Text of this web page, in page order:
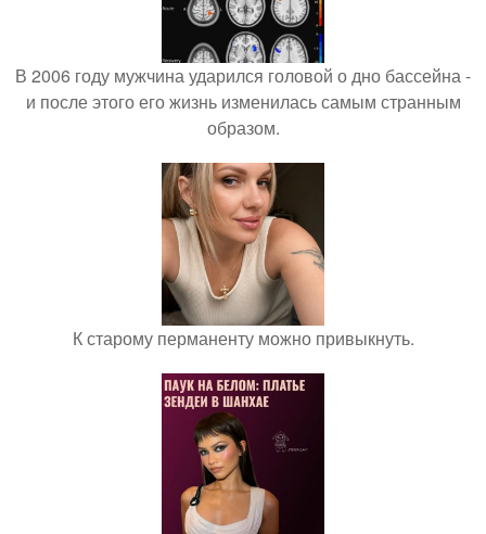
В 2006 году мужчина ударился головой о дно бассейна -
и после этого его жизнь изменилась самым странным
образом.
К старому перманенту можно привыкнуть.